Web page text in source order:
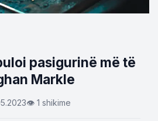
pasigurinë më të
Markle
👁 1 shikime